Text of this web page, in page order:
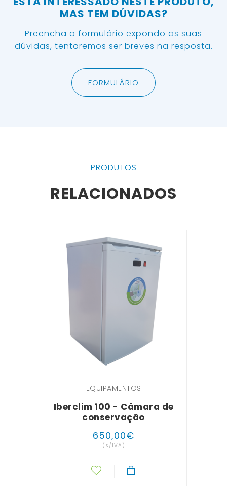
MAS TEM DÚVIDAS?
Preencha o formulário expondo as suas
dúvidas, tentaremos ser breves na resposta.
FORMULÁRIO
PRODUTOS
RELACIONADOS
EQUIPAMENTOS
Iberclim 100 - Câmara de
conservação
650,00€
(s/IVA)